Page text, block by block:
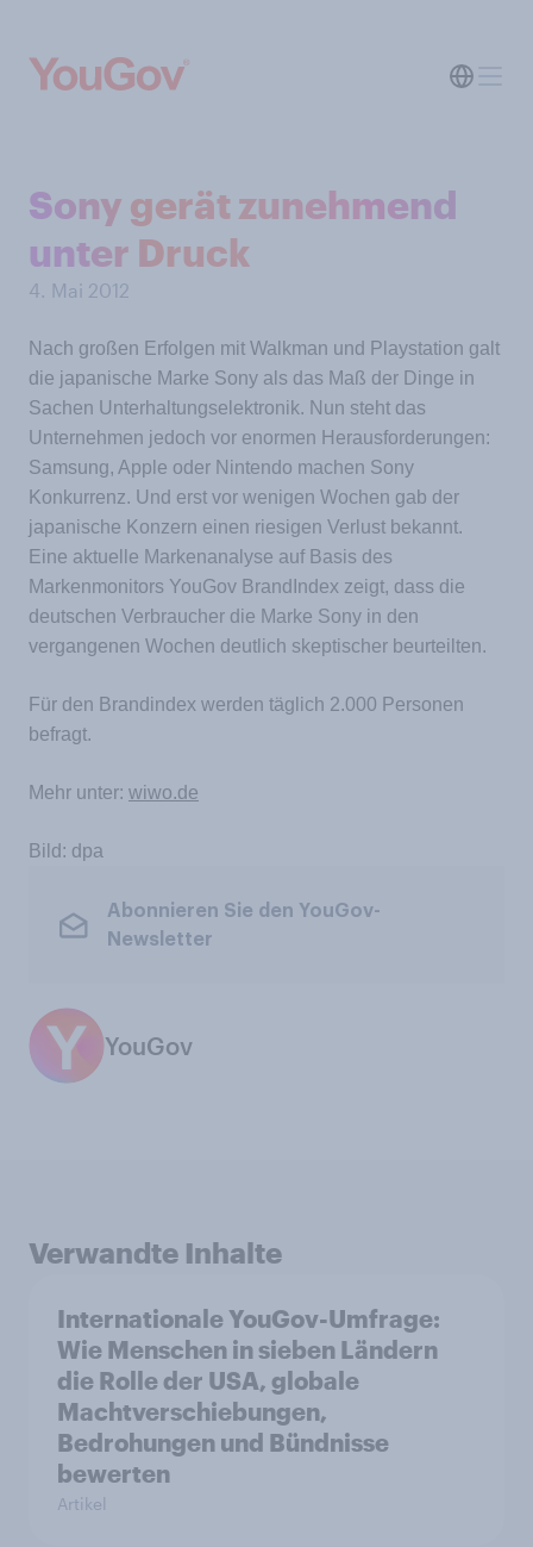
Sony gerät zunehmend
unter Druck
4. Mai 2012
Nach großen Erfolgen mit Walkman und Playstation galt
die japanische Marke Sony als das Maß der Dinge in
Sachen Unterhaltungselektronik. Nun steht das
Unternehmen jedoch vor enormen Herausforderungen:
Samsung, Apple oder Nintendo machen Sony
Konkurrenz. Und erst vor wenigen Wochen gab der
japanische Konzern einen riesigen Verlust bekannt.
Eine aktuelle Markenanalyse auf Basis des
Markenmonitors YouGov BrandIndex zeigt, dass die
deutschen Verbraucher die Marke Sony in den
vergangenen Wochen deutlich skeptischer beurteilten.
Für den Brandindex werden täglich 2.000 Personen
befragt.
Mehr unter: wiwo.de
Bild: dpa
Abonnieren Sie den YouGov-
Newsletter
YouGov
Verwandte Inhalte
Internationale YouGov-Umfrage:
Wie Menschen in sieben Ländern
die Rolle der USA, globale
Machtverschiebungen,
Bedrohungen und Bündnisse
bewerten
Artikel